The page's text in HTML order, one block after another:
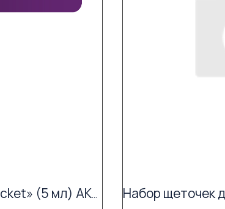
Клей черный Enigma «Rocket» (5 мл) АКЦИЯ (Exp.07.26)